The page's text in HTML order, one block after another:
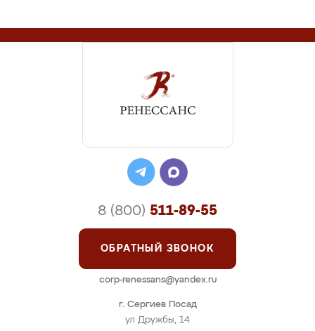
г. Сергиев Посад
ул Дружбы, 14
8 (800) 511-89-55
ОБРАТНЫЙ ЗВОНОК
corp-renessans@yandex.ru